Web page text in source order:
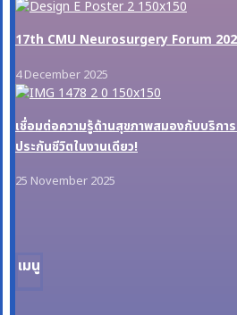
17th CMU Neurosurgery Forum
4 December 2025
เชื่อมต่อความรู้ด้านสุขภาพสมองกับบริการ
ประกันชีวิตในงานเดียว!
25 November 2025
เมนู